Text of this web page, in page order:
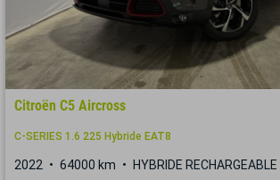
Citroën C5 Aircross
C-SERIES 1.6 225 Hybride EAT8
2022 64000 km HYBRIDE RECHARGEABLE